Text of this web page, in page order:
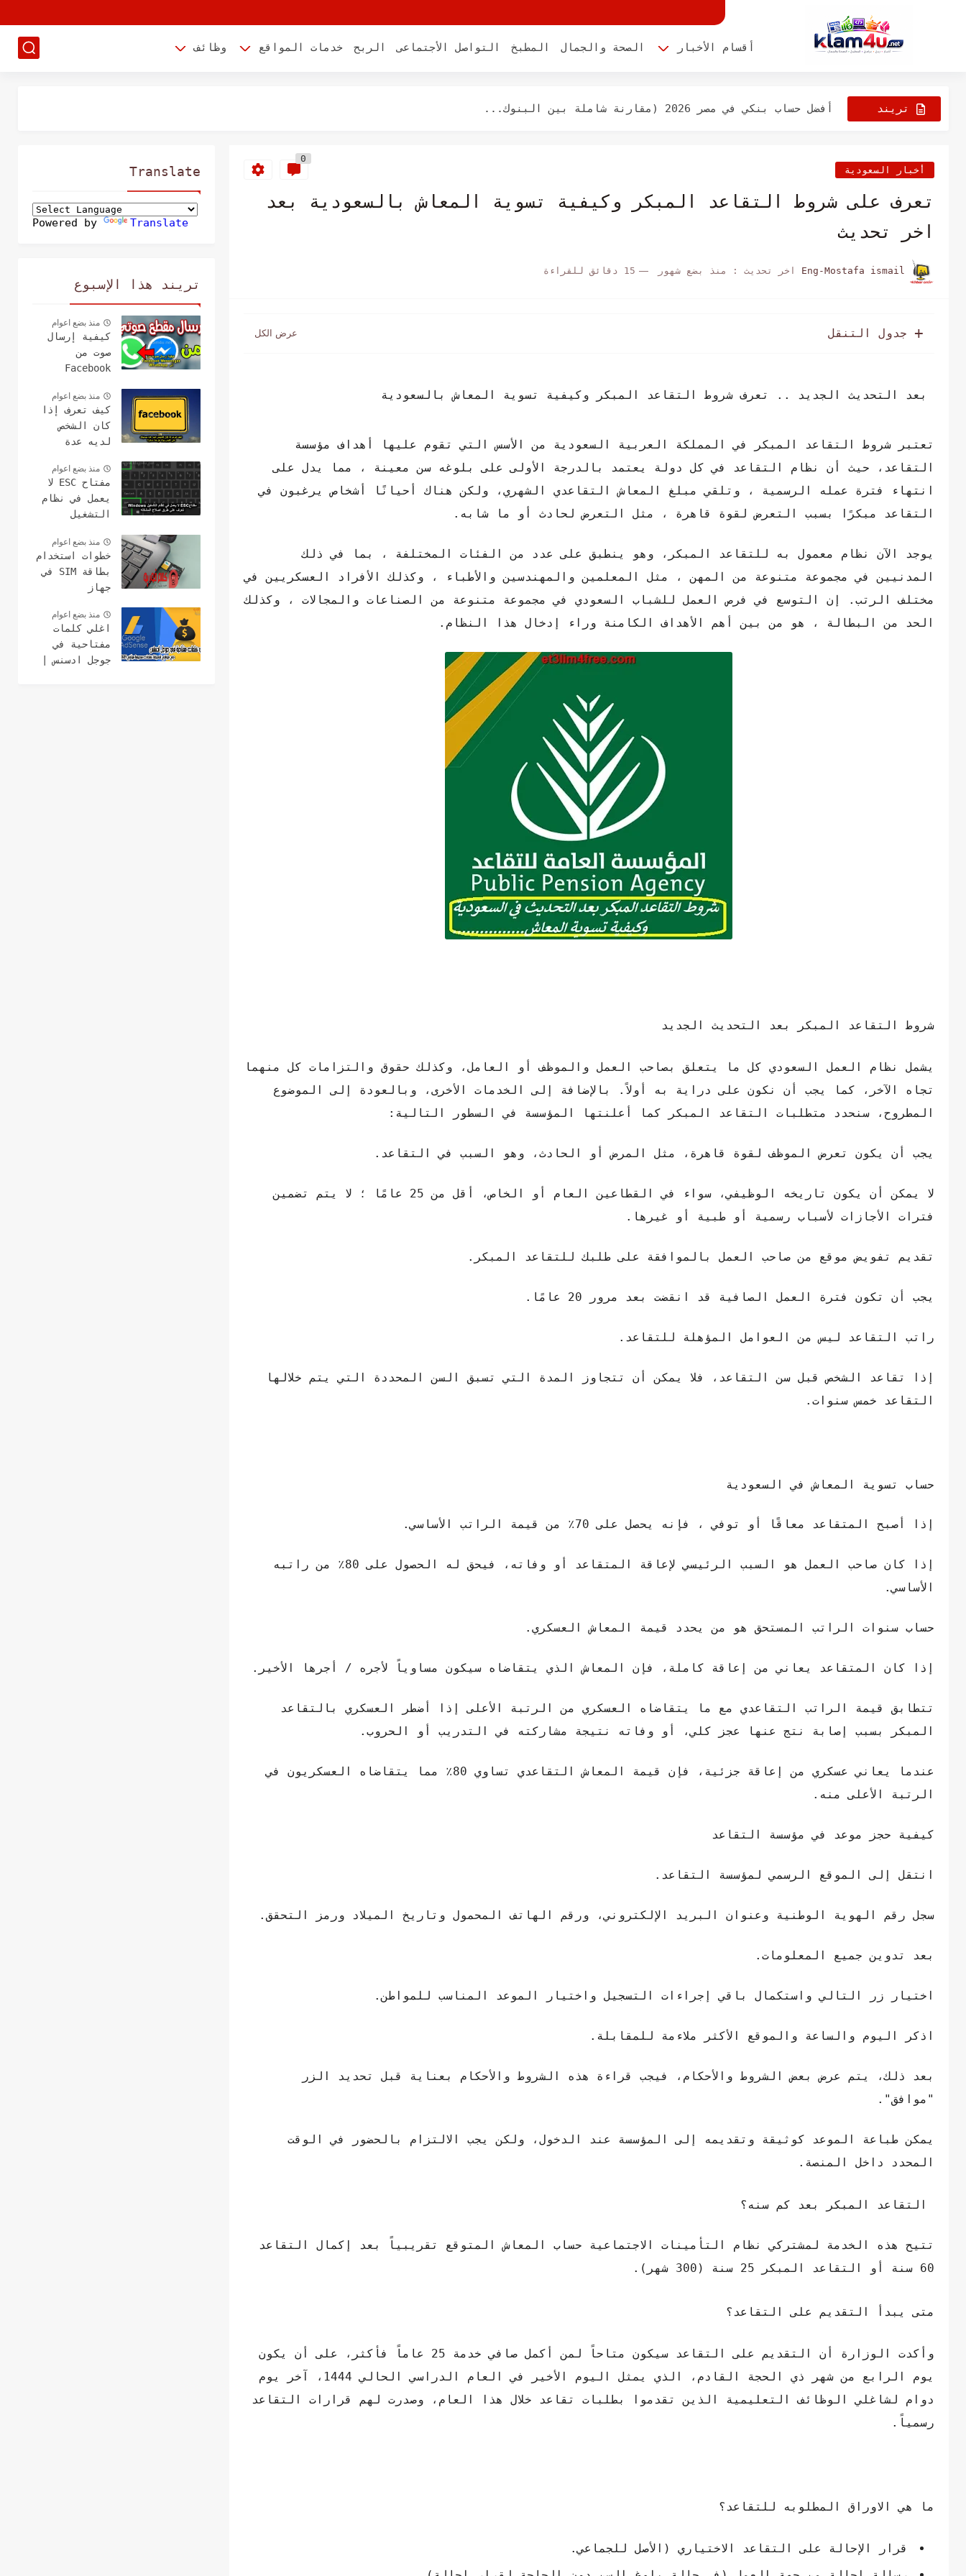
أقسام الأخبار الصحة والجمال المطبخ التواصل الأجتماعى الربح خدمات المواقع وظائف
تريند
أفضل مناطق الاستثمار العقاري في مصر 2026 (أماكن هتكسبك فلوس)
أفضل ألعاب موبايل 2026 (ألعاب أندرويد وأيفون لازم تجربها)
أفضل حساب بنكي في مصر 2026 (مقارنة شاملة بين البنوك...
أخبار السعودية
0
تعرف على شروط التقاعد المبكر وكيفية تسوية المعاش بالسعودية بعد
اخر تحديث
Eng-Mostafa ismail اخر تحديث : منذ بضع شهور 15 دقائق للقراءة
جدول التنقل
بعد التحديث الجديد .. تعرف شروط التقاعد المبكر وكيفية تسوية المعاش بالسعودية
تعتبر شروط التقاعد المبكر في المملكة العربية السعودية من الأسس التي تقوم عليها أهداف مؤسسة
التقاعد، حيث أن نظام التقاعد في كل دولة يعتمد بالدرجة الأولى على بلوغه سن معينة ، مما يدل على
انتهاء فترة عمله الرسمية ، وتلقي مبلغ المعاش التقاعدي الشهري، ولكن هناك أحيانًا أشخاص يرغبون في
التقاعد مبكرًا بسبب التعرض لقوة قاهرة ، مثل التعرض لحادث أو ما شابه.
يوجد الآن نظام معمول به للتقاعد المبكر، وهو ينطبق على عدد من الفئات المختلفة ، بما في ذلك
المدنيين في مجموعة متنوعة من المهن ، مثل المعلمين والمهندسين والأطباء ، وكذلك الأفراد العسكريين في
مختلف الرتب. إن التوسع في فرص العمل للشباب السعودي في مجموعة متنوعة من الصناعات والمجالات ، وكذلك
الحد من البطالة ، هو من بين أهم الأهداف الكامنة وراء إدخال هذا النظام.
شروط التقاعد المبكر بعد التحديث الجديد
يشمل نظام العمل السعودي كل ما يتعلق بصاحب العمل والموظف أو العامل، وكذلك حقوق والتزامات كل منهما
تجاه الآخر، كما يجب أن نكون على دراية به أولاً. بالإضافة إلى الخدمات الأخرى، وبالعودة إلى الموضوع
المطروح، سنحدد متطلبات التقاعد المبكر كما أعلنتها المؤسسة في السطور التالية:
يجب أن يكون تعرض الموظف لقوة قاهرة، مثل المرض أو الحادث، وهو السبب في التقاعد.
لا يمكن أن يكون تاريخه الوظيفي، سواء في القطاعين العام أو الخاص، أقل من 25 عامًا ؛ لا يتم تضمين
فترات الأجازات لأسباب رسمية أو طبية أو غيرها.
تقديم تفويض موقع من صاحب العمل بالموافقة على طلبك للتقاعد المبكر.
يجب أن تكون فترة العمل الصافية قد انقضت بعد مرور 20 عامًا.
راتب التقاعد ليس من العوامل المؤهلة للتقاعد.
إذا تقاعد الشخص قبل سن التقاعد، فلا يمكن أن تتجاوز المدة التي تسبق السن المحددة التي يتم خلالها
التقاعد خمس سنوات.
حساب تسوية المعاش في السعودية
إذا أصبح المتقاعد معاقًا أو توفي ، فإنه يحصل على 70٪ من قيمة الراتب الأساسي.
إذا كان صاحب العمل هو السبب الرئيسي لإعاقة المتقاعد أو وفاته، فيحق له الحصول على 80٪ من راتبه
الأساسي.
حساب سنوات الراتب المستحق هو من يحدد قيمة المعاش العسكري.
إذا كان المتقاعد يعاني من إعاقة كاملة، فإن المعاش الذي يتقاضاه سيكون مساوياً لأجره / أجرها الأخير.
تتطابق قيمة الراتب التقاعدي مع ما يتقاضاه العسكري من الرتبة الأعلى إذا أضطر العسكري بالتقاعد
المبكر بسبب إصابة نتج عنها عجز كلي، أو وفاته نتيجة مشاركته في التدريب أو الحروب.
عندما يعاني عسكري من إعاقة جزئية، فإن قيمة المعاش التقاعدي تساوي 80٪ مما يتقاضاه العسكريون في
الرتبة الأعلى منه.
كيفية حجز موعد في مؤسسة التقاعد
انتقل إلى الموقع الرسمي لمؤسسة التقاعد.
سجل رقم الهوية الوطنية وعنوان البريد الإلكتروني، ورقم الهاتف المحمول وتاريخ الميلاد ورمز التحقق.
بعد تدوين جميع المعلومات.
اختيار زر التالي واستكمال باقي إجراءات التسجيل واختيار الموعد المناسب للمواطن.
اذكر اليوم والساعة والموقع الأكثر ملاءمة للمقابلة.
بعد ذلك، يتم عرض بعض الشروط والأحكام، فيجب قراءة هذه الشروط والأحكام بعناية قبل تحديد الزر
"موافق".
يمكن طباعة الموعد كوثيقة وتقديمه إلى المؤسسة عند الدخول، ولكن يجب الالتزام بالحضور في الوقت
المحدد داخل المنصة.
التقاعد المبكر بعد كم سنه؟
تتيح هذه الخدمة لمشتركي نظام التأمينات الاجتماعية حساب المعاش المتوقع تقريبياً بعد إكمال التقاعد
60 سنة أو التقاعد المبكر 25 سنة (300 شهر).
متى يبدأ التقديم على التقاعد؟
وأكدت الوزارة أن التقديم على التقاعد سيكون متاحاً لمن أكمل صافي خدمة 25 عاماً فأكثر، على أن يكون
يوم الرابع من شهر ذي الحجة القادم، الذي يمثل اليوم الأخير في العام الدراسي الحالي 1444، آخر يوم
دوام لشاغلي الوظائف التعليمية الذين تقدموا بطلبات تقاعد خلال هذا العام، وصدرت لهم قرارات التقاعد
رسمياً.
ما هي الاوراق المطلوبه للتقاعد؟
قرار الإحالة على التقاعد الاختياري (الأصل للجماعي.
Translate
Powered by Translate
تريند هذا الإسبوع
منذ بضع اعوام
كيفية إرسال
صوت من
Facebook
WhatsApp
منذ بضع اعوام
كيف تعرف إذا
كان الشخص
لديه عدة
الفيس بوك هل
هذا ممكن؟
منذ بضع اعوام
مفتاح ESC لا
يعمل في نظام
التشغيل
طرق لإصلاح
منذ بضع اعوام
خطوات استخدام
بطاقة SIM في
جهاز
وعمل مكالمات
منذ بضع اعوام
اغلي كلمات
مفتاحية في
جوجل ادسنس |